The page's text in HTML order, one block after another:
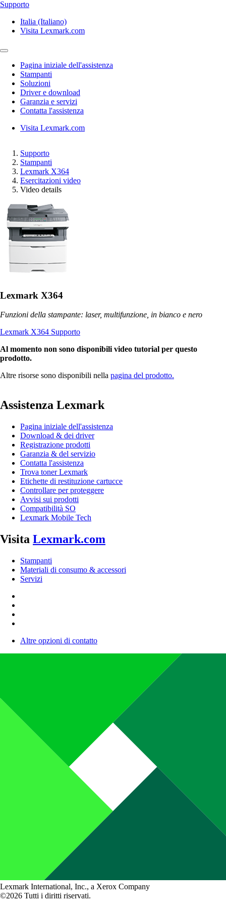
Supporto
Italia (Italiano)
Visita Lexmark.com
Pagina iniziale dell'assistenza
Stampanti
Soluzioni
Driver e download
Garanzia e servizi
Contatta l'assistenza
Visita Lexmark.com
Supporto
Stampanti
Lexmark X364
Esercitazioni video
Video details
Lexmark X364
Funzioni della stampante: laser, multifunzione, in bianco e nero
Lexmark X364 Supporto
Al momento non sono disponibili video tutorial per questo
prodotto.
Altre risorse sono disponibili nella pagina del prodotto.
Assistenza Lexmark
Pagina iniziale dell'assistenza
Download & dei driver
Registrazione prodotti
Garanzia & del servizio
Contatta l'assistenza
Trova toner Lexmark
Etichette di restituzione cartucce
Controllare per proteggere
Avvisi sui prodotti
Compatibilità SO
Lexmark Mobile Tech
Visita Lexmark.com
Stampanti
Materiali di consumo & accessori
Servizi
Altre opzioni di contatto
Lexmark International, Inc., a Xerox Company
©2026 Tutti i diritti riservati.